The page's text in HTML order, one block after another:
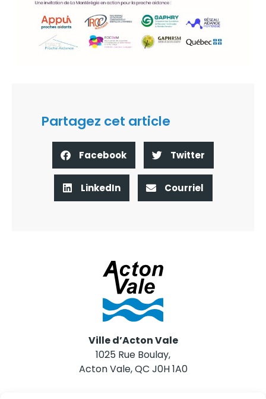
Partagez cet article
Facebook Twitter
LinkedIn Courriel
Ville d’Acton Vale
1025 Rue Boulay,
Acton Vale, QC J0H 1A0